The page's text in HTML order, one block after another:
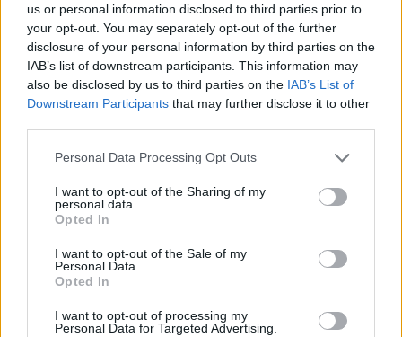
us or personal information disclosed to third parties prior to
your opt-out. You may separately opt-out of the further
disclosure of your personal information by third parties on the
IAB’s list of downstream participants. This information may
also be disclosed by us to third parties on the IAB’s List of
Downstream Participants that may further disclose it to other
Please note that this website/app uses one or more Google
not limited to your visit or usage behaviour. You may click to
grant or deny consent to Google and its third-party tags to
use your data for below specified purposes in below Google
consent section.
Personal Data Processing Opt Outs
I want to opt-out of the Sharing of my
personal data.
Opted In
I want to opt-out of the Sale of my
Personal Data.
Opted In
I want to opt-out of processing my
Personal Data for Targeted Advertising.
Opozorilo:Po 297. členu Kazenskega zakonika je
posameznik kazensko odgovoren za javno spodbujanje
sovraštva, nasilja ali nestrpnosti. Komentarji z žaljivimi,
rasističnimi, diskriminatornimi ali nezakonitimi vsebinami bodo
odstranjeni. Pravila komentiranja →
Failed to fetch
Ravne na Koroškem
Kategorije: Šport
Ključne besede: dvojice nagrade padel